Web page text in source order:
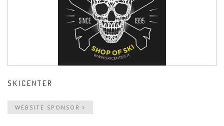
SKICENTER
WEBSITE SPONSOR